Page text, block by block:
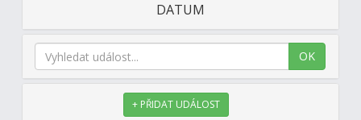
DATUM
OK
+ PŘIDAT UDÁLOST